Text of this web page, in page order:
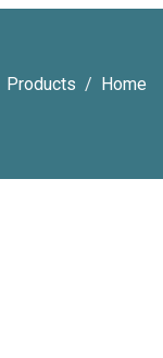
Home
Products